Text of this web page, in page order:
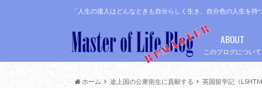
「人生の達人はどんなときも自分らしく生き、自分色の人生を持
このブログについて
ABOUT
ホーム 途上国の公衆衛生に貢献する 英国留学記（